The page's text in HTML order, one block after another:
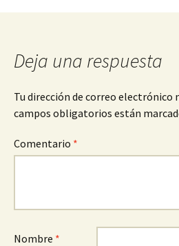
de
entradas
Deja una respuesta
Tu dirección de correo electrónico
campos obligatorios están
Comentario *
Nombre *